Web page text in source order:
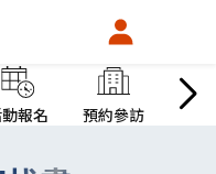
會員中心
報名 預約參訪 預約
下